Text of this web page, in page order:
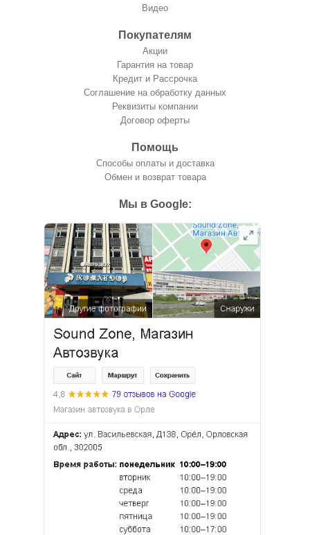
Видео
Покупателям
Акции
Гарантия на товар
Кредит и Рассрочка
Соглашение на обработку данных
Реквизиты компании
Договор оферты
Помощь
Способы оплаты и доставка
Обмен и возврат товара
Мы в Google: